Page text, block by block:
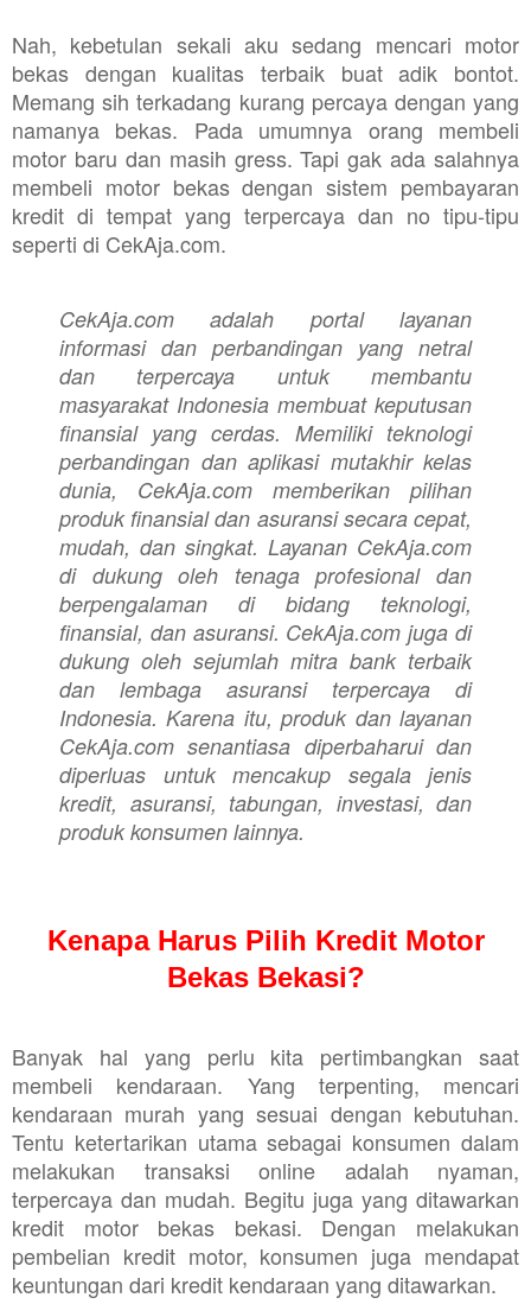
Nah, kebetulan sekali aku sedang mencari motor
bekas dengan kualitas terbaik buat adik bontot.
Memang sih terkadang kurang percaya dengan yang
namanya bekas. Pada umumnya orang membeli
motor baru dan masih gress. Tapi gak ada salahnya
membeli motor bekas dengan sistem pembayaran
kredit di tempat yang terpercaya dan no tipu-tipu
seperti di CekAja.com.
CekAja.com adalah portal layanan
informasi dan perbandingan yang netral
dan terpercaya untuk membantu
masyarakat Indonesia membuat keputusan
finansial yang cerdas. Memiliki teknologi
perbandingan dan aplikasi mutakhir kelas
dunia, CekAja.com memberikan pilihan
produk finansial dan asuransi secara cepat,
mudah, dan singkat. Layanan CekAja.com
di dukung oleh tenaga profesional dan
berpengalaman di bidang teknologi,
finansial, dan asuransi. CekAja.com juga di
dukung oleh sejumlah mitra bank terbaik
dan lembaga asuransi terpercaya di
Indonesia. Karena itu, produk dan layanan
CekAja.com senantiasa diperbaharui dan
diperluas untuk mencakup segala jenis
kredit, asuransi, tabungan, investasi, dan
produk konsumen lainnya.
Kenapa Harus Pilih Kredit Motor
Bekas Bekasi?
Banyak hal yang perlu kita pertimbangkan saat
membeli kendaraan. Yang terpenting, mencari
kendaraan murah yang sesuai dengan kebutuhan.
Tentu ketertarikan utama sebagai konsumen dalam
melakukan transaksi online adalah nyaman,
terpercaya dan mudah. Begitu juga yang ditawarkan
kredit motor bekas bekasi. Dengan melakukan
pembelian kredit motor, konsumen juga mendapat
keuntungan dari kredit kendaraan yang ditawarkan.